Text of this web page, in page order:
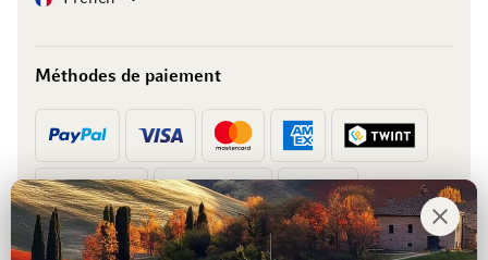
Méthodes de paiement
Prépaiement Facture